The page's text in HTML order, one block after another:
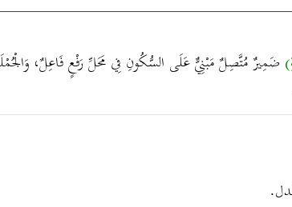
ضَمِيرٌ مُتَّصِلٌ مَبْنِيٌّ عَلَى السُّكُونِ فِي مَحَلِّ رَفْعٍ فَاعِلٌ،